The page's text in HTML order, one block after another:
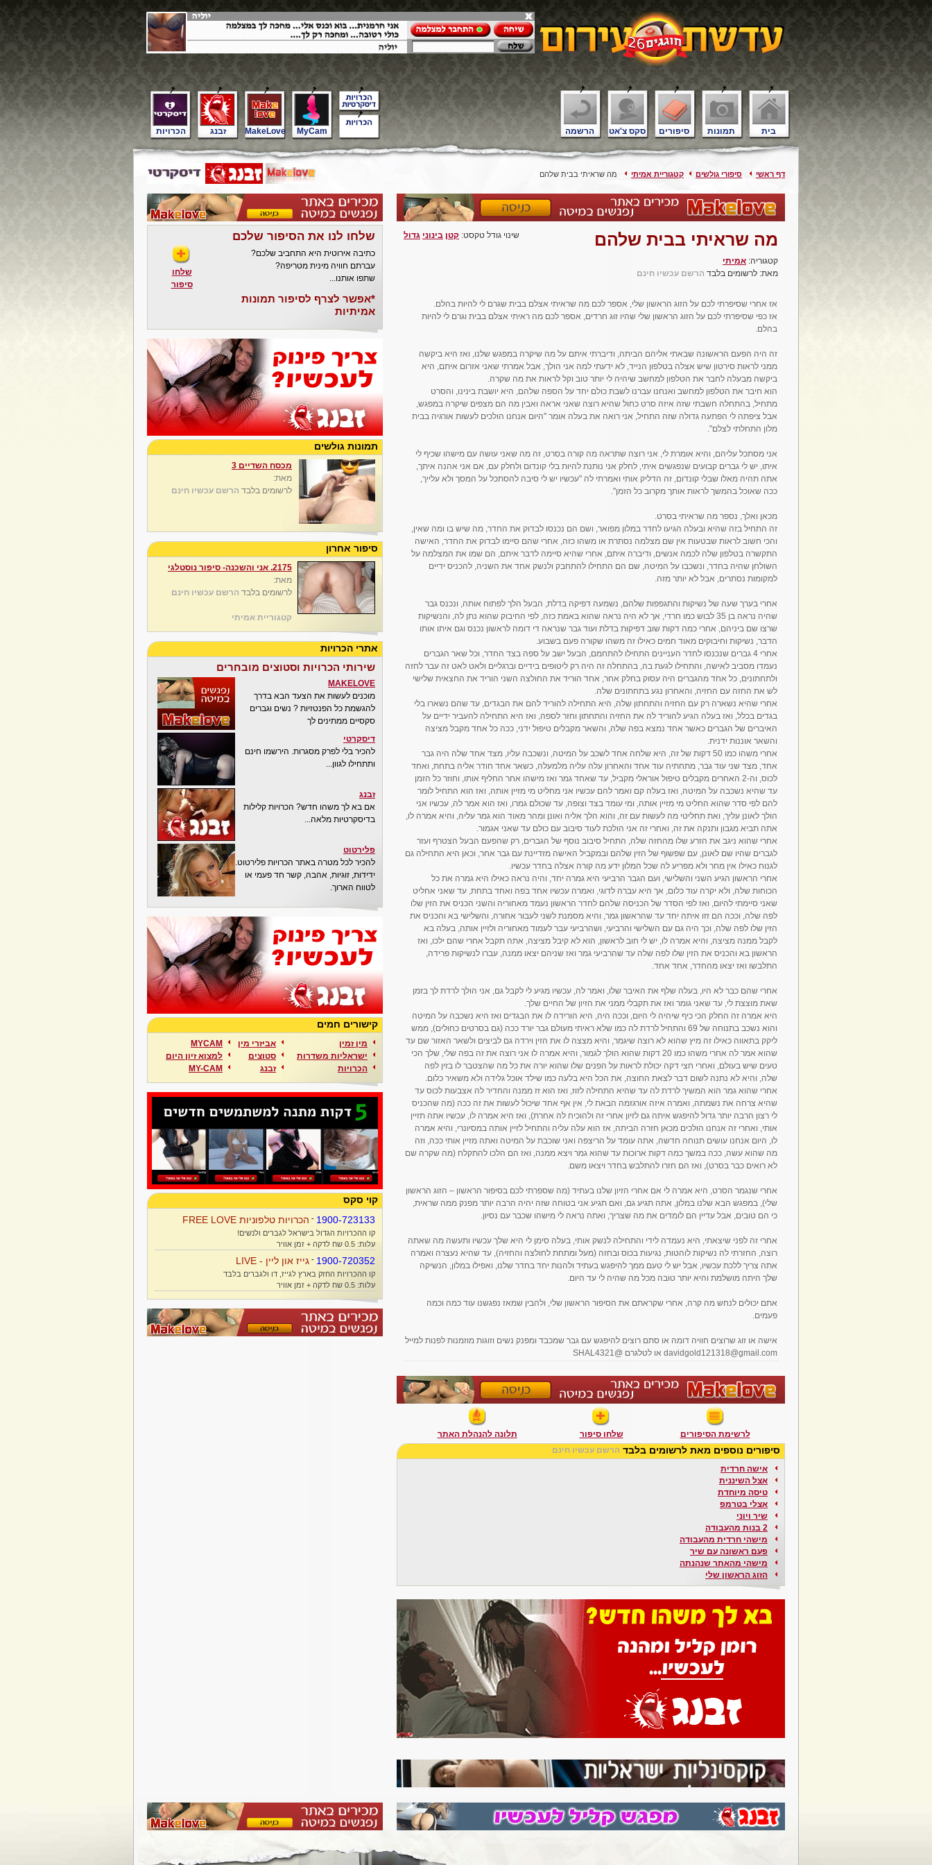
בית תמונות סיפורים סקס צ'אט הרשמה הכרויות זבנג MakeLove MyCam
דף ראשי סיפורי גולשים קטגוריית אמיתי מה שראיתי בבית שלהם
מה שראיתי בבית שלהם
קטגוריה: אמיתי
מאת: לרשומים בלבד הרשם עכשיו חינם
שינוי גודל טקסט: קטן בינוני גדול
אז אחרי שסיפרתי לכם על הזוג הראשון שלי, אספר לכם מה שראיתי אצלם בבית שגרם לי להיות בהלם.
אז כפי שסיפרתי לכם על הזוג הראשון שלי שהיו זוג חרדים, אספר לכם מה ראיתי אצלם בבית וגרם לי להיות
בהלם.
זה היה הפעם הראשונה שבאתי אליהם הביתה, ודיברתי איתם על מה שיקרה במפגש שלנו, ואז היא ביקשה
ממני לראות סירטון שיש אצלה בטלפון הנייד, לא ידעתי למה אני הולך, אבל אמרתי שאני אזרום איתם, היא
ביקשה מבעלה לחבר את הטלפון למחשב שיהיה לי יותר טוב וקל לראות את מה שקרה.
הוא חיבר את הטלפון למחשב ואנחנו עברנו לשבת כולם יחד על הספה שלהם, היא יושבת בינינו, והסרט
מתחיל, בהתחלה חשבתי שזה איזה סרט כחול שהיא רוצה שאני אראה ואבין מה הם מצפים שיקרה במפגש,
אבל ציפתה לי הפתעה גדולה שזה התחיל, אני רואה את בעלה אומר "היום אנחנו הולכים לעשות אורגיה בבית
מלון התחלתי לצלם".
אני מסתכל עליהם, והיא אומרת לי, אני רוצה שתראה מה קורה בסרט, זה מה שאני עושה עם מישהו שכיף לי
איתו, יש לי גברים קבועים שנפגשים איתי, לחלק אני נותנת להיות בלי קונדום ולחלק עם, אם אני אהנה איתך,
אתה תהיה מאלו שבלי קונדום, זה הדליק אותי ואמרתי לה "עכשיו יש לי סיבה להסתכל על המסך ולא עלייך,
ככה שאוכל בהמשך לראות אותך מקרוב כל הזמן".
מכאן ואלך, נספר מה שראיתי בסרט.
זה התחיל בזה שהיא ובעלה הגיעו לחדר במלון מפואר, ושם הם נכנסו לבדוק את החדר, מה שיש בו ומה שאין,
והכי חשוב לראות שבטעות אין שם מצלמה נסתרת או משהו כזה, אחרי שהם סיימו לבדוק את החדר, האישה
התקשרה בטלפון שלה לכמה אנשים, ודיברה איתם, אחרי שהיא סיימה לדבר איתם, הם שמו את המצלמה על
השולחן שהיה בחדר, ונשכבו על המיטה, שם הם התחילו להתחבק ולנשק אחד את השניה, להכניס ידיים
למקומות נסתרים, אבל לא יותר מזה.
אחרי בערך שעה של נשיקות והתגפפות שלהם, נשמעה דפיקה בדלת, הבעל הלך לפתוח אותה, ונכנס גבר
שהיה נראה בן 35 לבוש כמו חרדי, אך לא היה נראה שהוא באמת כזה, לפי החיבוק שהוא נתן לה, והנשיקות
שרצו שם ביניהם, אחרי כמה דקות שוב דפיקות בדלת ועוד גבר שנראה די דומה לראשון נכנס וגם איתו אותו
הדבר, נשיקות וחיבוקים מאוד חמים כאילו זה משהו שקורה פעם בשבוע.
אחרי 4 גברים שנכנסו לחדר העניינים התחילו להתחמם, הבעל ישב על ספה בצד החדר, וכל שאר הגברים
נעמדו מסביב לאישה, והתחילו לגעת בה, בהתחלה זה היה רק ליטופים בידיים וברגליים ולאט לאט זה עבר לחזה
ולתחתונים, כל אחד מהגברים היה עסוק בחלק אחר, אחד הוריד את החולצה השני הוריד את החצאית שלישי
לש את החזה עם החזיה, והאחרון נגע בתחתונים שלה.
אחרי שהיא נשארה רק עם החזיה והתחתון שלה, היא התחילה להוריד להם את הבגדים, עד שהם נשארו בלי
בגדים בכלל, ואז בעלה הגיע להוריד לה את החזיה והתחתון וחזר לספה, ואז היא התחילה להעביר ידיים על
האיברים של הגברים כאשר אחד נמצא בפה שלה, והשאר מקבלים טיפול ידני, ככה כל אחד מקבל מציצה
והשאר אוננות ידנית.
אחרי משהו כמו 50 דקות של זה, היא שלחה אחד לשכב על המיטה, ונשכבה עליו, מצד אחד שלה היה גבר
אחד, מצד שני עוד גבר, מתחתיה עוד אחד והאחרון עלה עליה מלמעלה, כשאר אחד חודר אליה בתחת, ואחד
לכוס, וה-2 האחרים מקבלים טיפול אוראלי מקביל, עד שאחד גמר ואז מישהו אחר החליף אותו, וחוזר כל הזמן
עד שהיא נשכבה על המיטה, ואז בעלה קם ואמר להם עכשיו אני מחליט מי מזיין אותה, ואז הוא התחיל לומר
להם לפי סדר שהוא החליט מי מזיין אותה, ומי עומד בצד וצופה, עד שכולם גמרו, ואז הוא אמר לה, עכשיו אני
הולך לאונן עליך, ואת תחליטי מה לעשות עם זה, והוא הלך אליה ואונן ומהר מאוד הוא גמר עליה, והיא אמרה לו,
אתה תביא מגבון ותנקה את זה, ואחרי זה אני הולכת לעוד סיבוב עם כולם עד שאני אגמור.
אחרי שהוא ניגב את הזרע שלו מהחזה שלה, התחיל סיבוב נוסף של הגברים, רק שהפעם הבעל הצטרף ועזר
לגברים שהיו שם לאונן, עם שפשוף של הזין שלהם ובמקביל האישה מזדיינת עם גבר אחר, וכאן היא התחילה גם
לגנוח כאילו אין מחר ולא מפריע לה שכל המלון ידע מה קורה אצלה בחדר עכשיו.
אחרי הראשון הגיע השני והשלישי, ועם הגבר הרביעי היא גמרה יחד, והיה נראה כאילו היא גמרה את כל
הכוחות שלה, ולא יקרה עוד כלום, אך היא עברה לדוגי, ואמרה עכשיו אחד בפה ואחד בתחת, עד שאני אחליט
שאני סיימתי להיום, ואז לפי הסדר של הכניסה שלהם לחדר הראשון נעמד מאחוריה והשני הכניס את הזין שלו
לפה שלה, וככה הם זזו איתה יחד עד שהראשון גמר, והיא מסמנת לשני לעבור אחורה, והשלישי בא והכניס את
הזין שלו לפה שלה, וכך היה גם עם השלישי והרביעי, ושהרביעי עבר לעמוד מאחוריה ולזיין אותה, בעלה בא
לקבל ממנה מציצה, והיא אמרה לו, יש לי חוב לראשון, הוא לא קיבל מציצה, אתה תקבל אחרי שהם ילכו, ואז
הראשון בא והכניס את הזין שלו לפה שלה עד שהרביעי גמר ואז שניהם יצאו ממנה, עברו לנשיקות פרידה,
התלבשו ואז יצאו מהחדר, אחד אחד.
אחרי שהם כבר לא היו, בעלה שלף את האיבר שלו, ואמר לה, עכשיו מגיע לי לקבל גם, אני הולך לרדת לך בזמן
שאת מוצצת לי, עד שאני גומר ואז את תקבלי ממני את הזיון של החיים שלך.
היא אמרה זה החלק הכי כיף שיהיה לי היום, וככה היה, היא הורידה לו את הבגדים ואז היא נשכבה על המיטה
והוא נשכב בתנוחה של 69 והתחיל לרדת לה כמו שלא ראיתי מעולם גבר יורד ככה (גם בסרטים כחולים), ממש
ליקק בתאווה כאילו זה מיץ שהוא לא רוצה שיגמר, והיא מצצה לו את הזין וירדה גם לביצים ולשאר האזור שם עד
שהוא אמר לה אחרי משהו כמו 20 דקות שהוא הולך לגמור, והיא אמרה לו אני רוצה את זה בפה שלי, שלך הכי
טעים שיש בעולם, ואחרי חצי דקה יכולת לראות על הפנים שלו שהוא יורה את כל מה שהצטבר לו בזין לפה
שלה, והיא לא נתנה לשום דבר לצאת החוצה, את הכל היא בלעה כמו שילד אוכל גלידה ולא משאיר כלום.
אחרי שהוא גמר הוא המשיך לרדת לה עד שהיא התחילה לזוז, ואז הוא זז ממנה והחדיר לה אצבעות לכוס עד
שהיא צרחה את נשמתה, ואמרה איזה אורגזמה הבאת לי, אין אף אחד שיכול לעשות את זה ככה (מה שהכניס
לי רצון הרבה יותר גדול להיפגש איתה גם לזיון אחרי זה ולהוכיח לה אחרת), ואז היא אמרה לו, עכשיו אתה תזיין
אותי, ואחרי זה אנחנו הולכים מכאן חזרה הביתה, אז הוא עלה עליה והתחיל לזיין אותה במסיונרי, והיא אמרה
לו, היום אנחנו עושים תנוחה חדשה, אתה עומד על הריצפה ואני שוכבת על המיטה ואתה מזיין אותי ככה, וזה
מה שהוא עשה, ככה במשך כמה דקות ארוכות עד שהוא גמר ויצא ממנה, ואז הם הלכו להתקלח (מה שקרה שם
לא רואים כבר בסרט), ואז הם חזרו להתלבש בחדר ויצאו משם.
אחרי שנגמר הסרט, היא אמרה לי אם אחרי הזיון שלנו בעתיד (מה שספרתי לכם בסיפור הראשון – הזוג הראשון
שלי), במפגש הבא שלנו במלון, אתה תגיע גם, ואם תגיע אני בטוחה שזה יהיה הרבה יותר מפנק ממה שראית,
כי הם טובים, אבל עדיין הם לומדים את מה שצריך, ואתה נראה לי מישהו שכבר עם נסיון.
אחרי זה לפני שיצאתי, היא נעמדה לידי והתחילה לנשק אותי, בעלה סימן לי היא שלך עכשיו ותעשה מה שאתה
רוצה, החזרתי לה נשיקות לוהטות, נגיעות בכוס ובחזה (מעל ומתחת לחולצה והחזיה), עד שהיא נעצרה ואמרה
אתה צריך ללכת עכשיו, אבל יש לי טעם ממך להיפגש בעתיד ולהנות יחד בחדר שלנו, ואפילו במלון, הנשיקה
שלך היתה מושלמת והיא יותר טובה מכל מה שהיה לי עד היום.
אתם יכולים לנחש מה קרה, אחרי שקראתם את הסיפור הראשון שלי, ולהבין שמאז נפגשנו עוד כמה וכמה
פעמים.
אישה או זוג שרוצים חוויה דומה או סתם רוצים להיפגש עם גבר שמכבד ומפנק נשים וזוגות מוזמנות לפנות למייל
davidgold121318@gmail.com או לטלגרם @SHAL4321
לרשימת הסיפורים שלחו סיפור תלונה להנהלת האתר
סיפורים נוספים מאת לרשומים בלבד הרשם עכשיו חינם
אישה חרדית
אצל השיננית
טיסה מיוחדת
אצלי בטרמפ
שיר ויוני
2 בנות מהעבודה
מישהי חרדית מהעבודה
פעם ראשונה עם שיר
מישהי מהאתר שנהנתה
הזוג הראשון שלי
שלחו לנו את הסיפור שלכם
כתיבה אירוטית היא התחביב שלכם?
עברתם חוויה מינית מטריפה?
שתפו אותנו...
*אפשר לצרף לסיפור תמונות
אמיתיות
שלחו
סיפור
תמונות גולשים
מכסח השדיים 3
מאת:
לרשומים בלבד הרשם עכשיו חינם
סיפור אחרון
2175. אני והשכנה- סיפור נוסטלגי
מאת:
לרשומים בלבד הרשם עכשיו חינם
קטגוריית אמיתי
אתרי הכרויות
שירותי הכרויות וסטוצים מובחרים
MAKELOVE
מוכנים לעשות את הצעד הבא בדרך
להגשמת כל הפנטזיות ? נשים וגברים
סקסיים ממתינים לך
דיסקרטי
להכיר בלי לפרק מסגרות. הירשמו חינם
ותתחילו לגוון...
זבנג
אם בא לך משהו חדש? הכרויות קלילות
בדיסקרטיות מלאה...
פלירטוט
להכיר לכל מטרה באתר הכרויות פלירטוט.
ידידות, זוגיות, אהבה, קשר חד פעמי או
לטווח הארוך.
קישורים חמים
מין זמין
ישראליות משדרות
הכרויות
אביזרי מין
סטוצים
זבנג
MYCAM
למצוא זיון היום
MY-CAM
קוי סקס
1900-723133
- הכרויות טלפוניות FREE LOVE
קו ההכרויות הגדול בישראל לגברים ולנשים!
עלות: 0.5 שח לדקה + זמן אוויר
1900-720352
- גייז און ליין - LIVE
קו ההכרויות החזק בארץ לגייז, דו ולגברים בלבד
עלות: 0.5 שח לדקה + זמן אוויר